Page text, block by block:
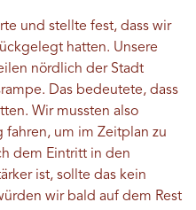
und stellte fest, dass wir
hatten. Unsere
nördlich der Stadt
Das bedeutete, dass
Wir mussten also
fahren, um im Zeitplan zu
dem Eintritt in den
ist, sollte das kein
wir bald auf dem Rest